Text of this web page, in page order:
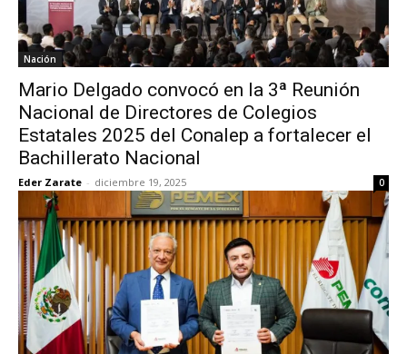
Nación
Mario Delgado convocó en la 3ª Reunión
Nacional de Directores de Colegios
Estatales 2025 del Conalep a fortalecer el
Bachillerato Nacional
Eder Zarate - diciembre 19, 2025 0